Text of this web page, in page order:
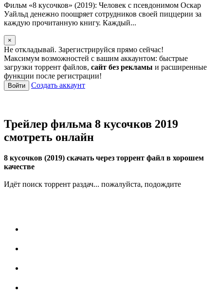
Фильм «8 кусочков» (2019): Человек с псевдонимом Оскар
Уайльд денежно поощряет сотрудников своей пиццерии за
каждую прочитанную книгу. Каждый...
×
Не откладывай. Зарегистрируйся прямо сейчас!
Максимум возможностей с вашим аккаунтом: быстрые
загрузки торрент файлов, сайт без рекламы и расширенные
функции после регистрации!
Войти Создать аккаунт
Трейлер фильма 8 кусочков 2019
смотреть онлайн
8 кусочков (2019) скачать через торрент файл в хорошем
качестве
Идёт поиск торрент раздач... пожалуйста, подождите